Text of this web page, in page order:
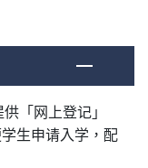
「网上登记」
生申请入学，配